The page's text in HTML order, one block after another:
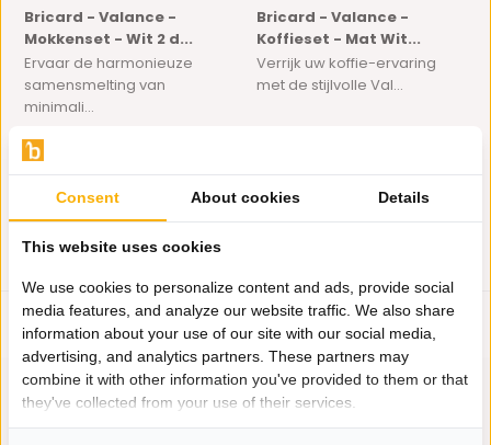
Bricard - Valance -
Mokkenset - Wit 2 d...
Ervaar de harmonieuze
samensmelting van
minimali...
14,95
Bricard - Valance -
Koffieset - Mat Wit...
Verrijk uw koffie-ervaring
met de stijlvolle Val...
Consent About cookies Details
This website uses cookies
We use cookies to personalize content and ads, provide social
media features, and analyze our website traffic. We also share
information about your use of our site with our social media,
advertising, and analytics partners. These partners may
combine it with other information you've provided to them or that
they've collected from your use of their services.